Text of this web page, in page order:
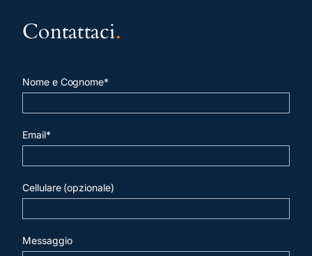
Contattaci.
Nome e Cognome*
Email*
Cellulare (opzionale)
Messaggio